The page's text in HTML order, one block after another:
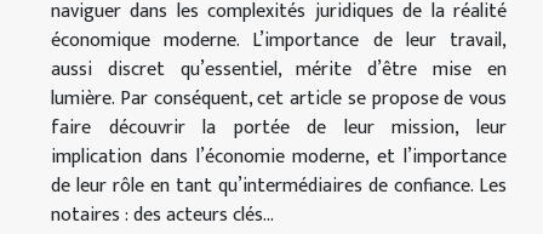
naviguer dans les complexités juridiques de la réalité
économique moderne. L’importance de leur travail,
aussi discret qu’essentiel, mérite d’être mise en
lumière. Par conséquent, cet article se propose de vous
faire découvrir la portée de leur mission, leur
implication dans l’économie moderne, et l’importance
de leur rôle en tant qu’intermédiaires de confiance. Les
notaires : des acteurs clés...